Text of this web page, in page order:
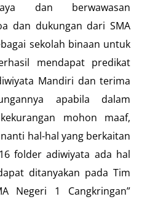
dan berwawasan
dan dukungan dari SMA
sekolah binaan untuk
mendapat predikat
Mandiri dan terima
apabila dalam
mohon maaf,
hal-hal yang berkaitan
folder adiwiyata ada hal
ditanyakan pada Tim
Negeri 1 Cangkringan”